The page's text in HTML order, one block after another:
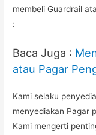
membeli Guardrail
:
Baca Juga :
atau Pagar
Kami selaku
menyediakan Pagar
Kami mengerti